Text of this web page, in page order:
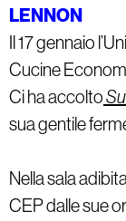
LENNON
Il 17 gennaio
Cucine
Ci ha accolto
sua gentile
Nella sala
CEP dalle sue